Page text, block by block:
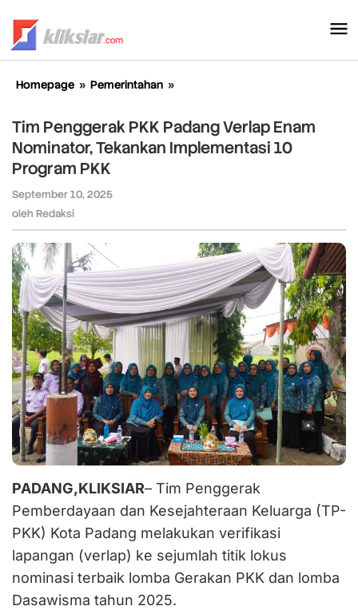
konten
Homepage » Pemerintahan »
PKK
Padang
Verlap
10
Program
PKK
Tim Penggerak PKK Padang Verlap Enam
Nominator, Tekankan Implementasi 10
Program PKK
September 10, 2025
oleh Redaksi
PADANG,KLIKSIAR– Tim Penggerak
Pemberdayaan dan Kesejahteraan Keluarga (TP-
PKK) Kota Padang melakukan verifikasi
lapangan (verlap) ke sejumlah titik lokus
nominasi terbaik lomba Gerakan PKK dan lomba
Dasawisma tahun 2025.